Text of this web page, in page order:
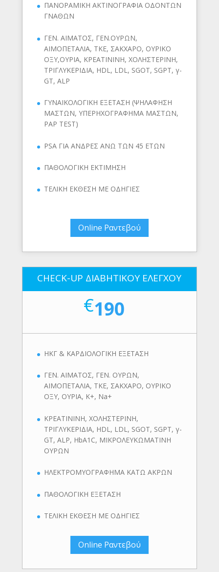
ΠΑΝΟΡΑΜΙΚΗ ΑΚΤΙΝΟΓΡΑΦΙΑ ΟΔΟΝΤΩΝ
ΓΝΑΘΩΝ
ΓΕΝ. ΑΙΜΑΤΟΣ, ΓΕΝ.ΟΥΡΩΝ,
ΑΙΜΟΠΕΤΑΛΙΑ, ΤΚΕ, ΣΑΚΧΑΡΟ, ΟΥΡΙΚΟ
ΟΞΥ,ΟΥΡΙΑ, ΚΡΕΑΤΙΝΙΝΗ, ΧΟΛΗΣΤΕΡΙΝΗ,
ΤΡΙΓΛΥΚΕΡΙΔΙΑ, HDL, LDL, SGOT, SGPT, γ-
GT, ALP
ΓΥΝΑΙΚΟΛΟΓΙΚΗ ΕΞΕΤΑΣΗ (ΨΗΛΑΦΗΣΗ
ΜΑΣΤΩΝ, ΥΠΕΡΗΧΟΓΡΑΦΗΜΑ ΜΑΣΤΩΝ,
PAP TEST)
PSA ΓΙΑ ΑΝΔΡΕΣ ΑΝΩ ΤΩΝ 45 ΕΤΩΝ
ΠΑΘΟΛΟΓΙΚΗ ΕΚΤΙΜΗΣΗ
ΤΕΛΙΚΗ ΕΚΘΕΣΗ ΜΕ ΟΔΗΓΙΕΣ
Online Ραντεβού
CHECK-UP ΔΙΑΒΗΤΙΚΟΥ ΕΛΕΓΧΟΥ
€190
ΗΚΓ & ΚΑΡΔΙΟΛΟΓΙΚΗ ΕΞΕΤΑΣΗ
ΓΕΝ. ΑΙΜΑΤΟΣ, ΓΕΝ. ΟΥΡΩΝ,
ΑΙΜΟΠΕΤΑΛΙΑ, ΤΚΕ, ΣΑΚΧΑΡΟ, ΟΥΡΙΚΟ
ΟΞΥ, ΟΥΡΙΑ, K+, Na+
ΚΡΕΑΤΙΝΙΝΗ, ΧΟΛΗΣΤΕΡΙΝΗ,
ΤΡΙΓΛΥΚΕΡΙΔΙΑ, HDL, LDL, SGOT, SGPT, γ-
GT, ALP, HbA1C, ΜΙΚΡΟΛΕΥΚΩΜΑΤΙΝΗ
ΟΥΡΩΝ
ΗΛΕΚΤΡΟΜΥΟΓΡΑΦΗΜΑ ΚΑΤΩ ΑΚΡΩΝ
ΠΑΘΟΛΟΓΙΚΗ ΕΞΕΤΑΣΗ
ΤΕΛΙΚΗ ΕΚΘΕΣΗ ΜΕ ΟΔΗΓΙΕΣ
Online Ραντεβού